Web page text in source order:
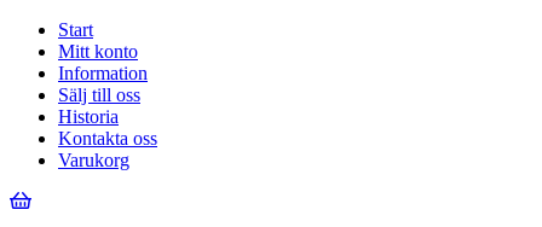
Start
Mitt konto
Information
Sälj till oss
Historia
Kontakta oss
Varukorg